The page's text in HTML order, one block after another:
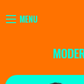
MENU